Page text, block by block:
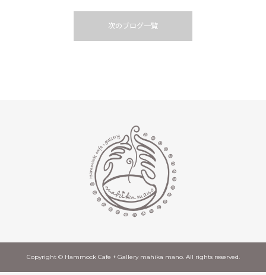
次のブログ一覧
Copyright © Hammock Cafe + Gallery mahika mano. All rights reserved.